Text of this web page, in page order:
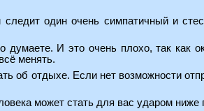
один очень симпатичный и
думаете. И это очень плохо, так как
менять.
об отдыхе. Если нет возможности
может стать для вас ударом ниже